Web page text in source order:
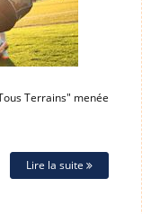
Terrains" menée
Lire la suite